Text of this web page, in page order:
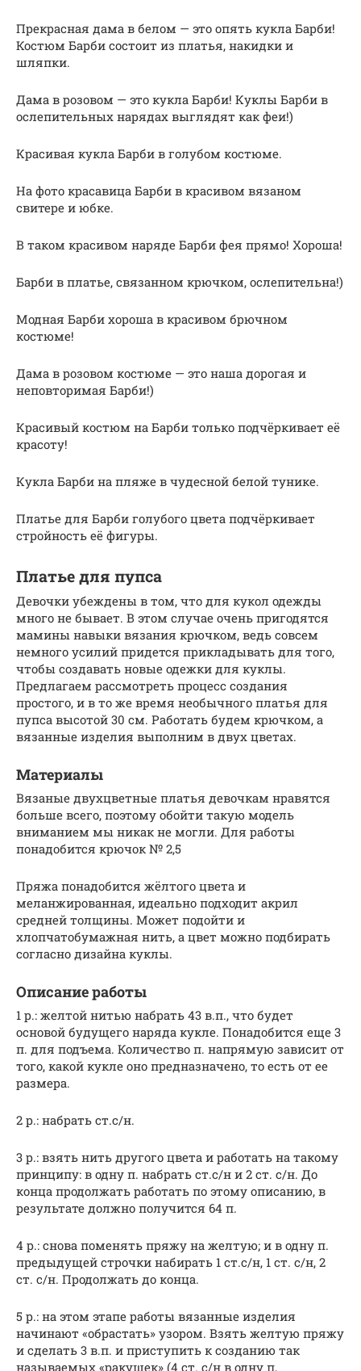
Прекрасная дама в белом — это опять кукла Барби!
Костюм Барби состоит из платья, накидки и
шляпки.
Дама в розовом — это кукла Барби! Куклы Барби в
ослепительных нарядах выглядят как феи!)
Красивая кукла Барби в голубом костюме.
На фото красавица Барби в красивом вязаном
свитере и юбке.
В таком красивом наряде Барби фея прямо! Хороша!
Барби в платье, связанном крючком, ослепительна!)
Модная Барби хороша в красивом брючном
костюме!
Дама в розовом костюме — это наша дорогая и
неповторимая Барби!)
Красивый костюм на Барби только подчёркивает её
красоту!
Кукла Барби на пляже в чудесной белой тунике.
Платье для Барби голубого цвета подчёркивает
стройность её фигуры.
Платье для пупса
Девочки убеждены в том, что для кукол одежды
много не бывает. В этом случае очень пригодятся
мамины навыки вязания крючком, ведь совсем
немного усилий придется прикладывать для того,
чтобы создавать новые одежки для куклы.
Предлагаем рассмотреть процесс создания
простого, и в то же время необычного платья для
пупса высотой 30 см. Работать будем крючком, а
вязанные изделия выполним в двух цветах.
Материалы
Вязаные двухцветные платья девочкам нравятся
больше всего, поэтому обойти такую модель
вниманием мы никак не могли. Для работы
понадобится крючок № 2,5
Пряжа понадобится жёлтого цвета и
меланжированная, идеально подходит акрил
средней толщины. Может подойти и
хлопчатобумажная нить, а цвет можно подбирать
согласно дизайна куклы.
Описание работы
1 р.: желтой нитью набрать 43 в.п., что будет
основой будущего наряда кукле. Понадобится еще 3
п. для подъема. Количество п. напрямую зависит от
того, какой кукле оно предназначено, то есть от ее
размера.
2 р.: набрать ст.с/н.
3 р.: взять нить другого цвета и работать на такому
принципу: в одну п. набрать ст.с/н и 2 ст. с/н. До
конца продолжать работать по этому описанию, в
результате должно получится 64 п.
4 р.: снова поменять пряжу на желтую; и в одну п.
предыдущей строчки набирать 1 ст.с/н, 1 ст. с/н, 2
ст. с/н. Продолжать до конца.
5 р.: на этом этапе работы вязанные изделия
начинают «обрастать» узором. Взять желтую пряжу
и сделать 3 в.п. и приступить к созданию так
называемых «ракушек» (4 ст. с/н в одну п,